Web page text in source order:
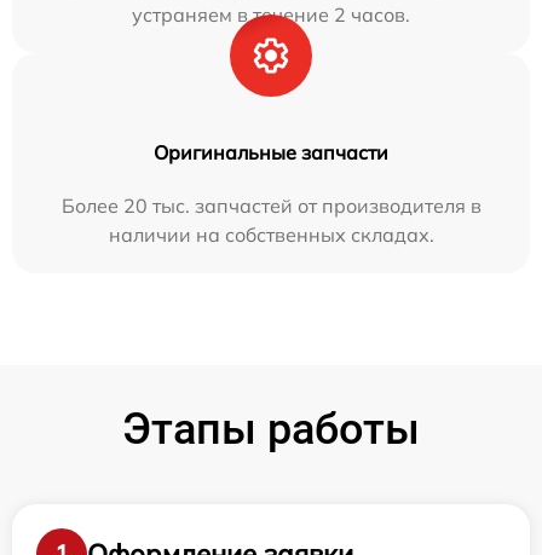
устраняем в течение 2 часов.
Оригинальные запчасти
Более 20 тыс. запчастей от производителя в
наличии на собственных складах.
Этапы работы